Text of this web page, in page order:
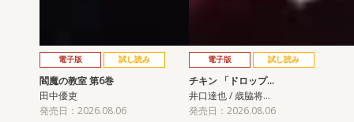
電子版 試し読み
閻魔の教室 第6巻
田中優吏
発売日：2026.08.06
電子版 試し読み
チキン 「ドロップ…
井口達也 / 歳脇将…
発売日：2026.08.06